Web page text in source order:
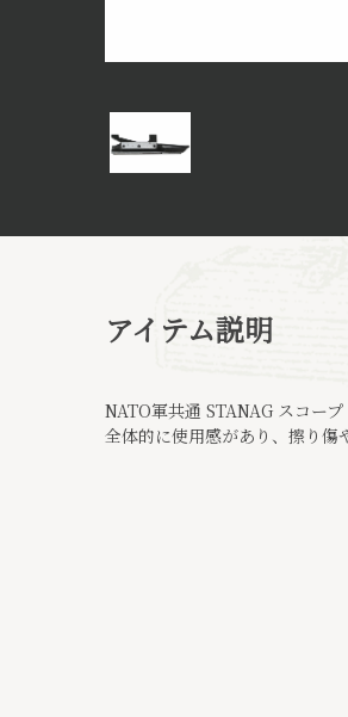
アイテム説明
NATO軍共通 STANAG スコー
全体的に使用感があり、擦り傷